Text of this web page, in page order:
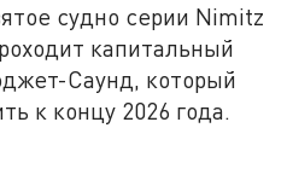
судно серии Nimitz
капитальный
Саунд, который
к концу 2026 года.